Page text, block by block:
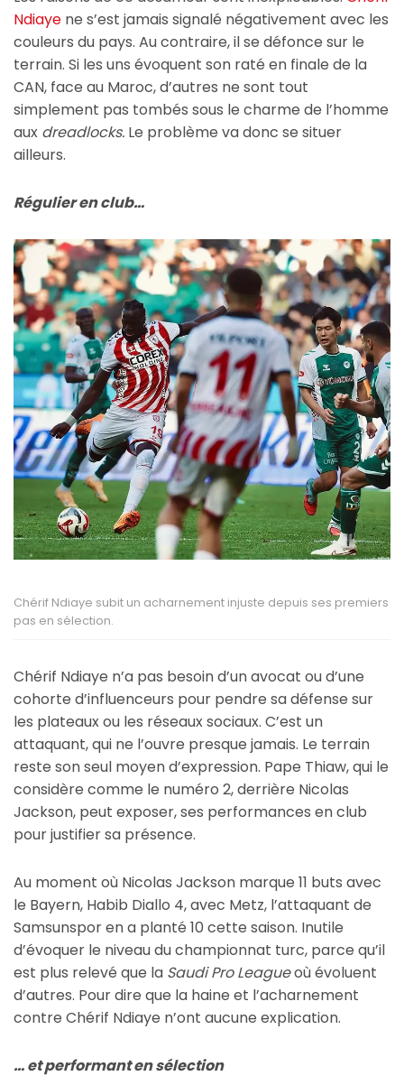
Ndiaye ne s’est jamais signalé négativement avec les
couleurs du pays. Au contraire, il se défonce sur le
terrain. Si les uns évoquent son raté en finale de la
CAN, face au Maroc, d’autres ne sont tout
simplement pas tombés sous le charme de l’homme
aux dreadlocks. Le problème va donc se situer
ailleurs.
Régulier en club…
Chérif Ndiaye subit un acharnement injuste depuis ses premiers
pas en sélection.
Chérif Ndiaye n’a pas besoin d’un avocat ou d’une
cohorte d’influenceurs pour pendre sa défense sur
les plateaux ou les réseaux sociaux. C’est un
attaquant, qui ne l’ouvre presque jamais. Le terrain
reste son seul moyen d’expression. Pape Thiaw, qui le
considère comme le numéro 2, derrière Nicolas
Jackson, peut exposer, ses performances en club
pour justifier sa présence.
Au moment où Nicolas Jackson marque 11 buts avec
le Bayern, Habib Diallo 4, avec Metz, l’attaquant de
Samsunspor en a planté 10 cette saison. Inutile
d’évoquer le niveau du championnat turc, parce qu’il
est plus relevé que la Saudi Pro Leagueoù évoluent
d’autres. Pour dire que la haine et l’acharnement
contre Chérif Ndiaye n’ont aucune explication.
… et performant en sélection